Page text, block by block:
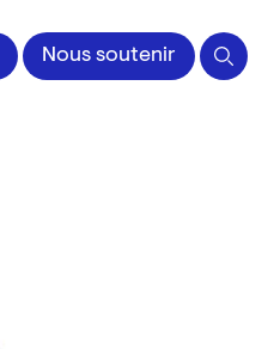
Nous soutenir